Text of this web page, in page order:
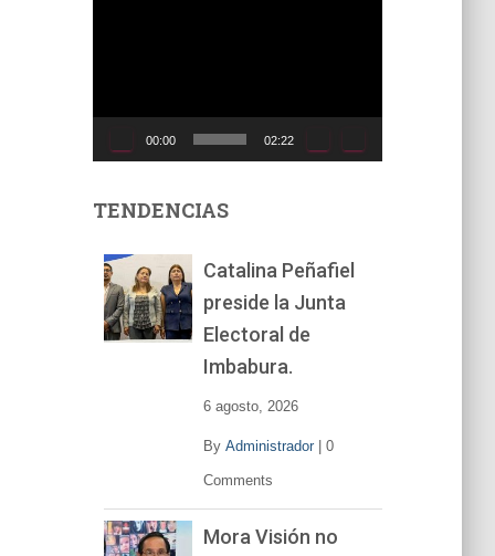
t
00:00 02:22
TENDENCIAS
Catalina Peñafiel
preside la Junta
Electoral de
Imbabura.
6 agosto, 2026
By Administrador| 0
Comments
Mora Visión no